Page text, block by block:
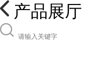
产品展厅